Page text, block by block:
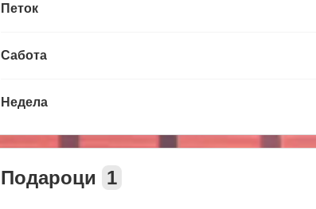
Петок
Сабота
Недела
Подароци 1